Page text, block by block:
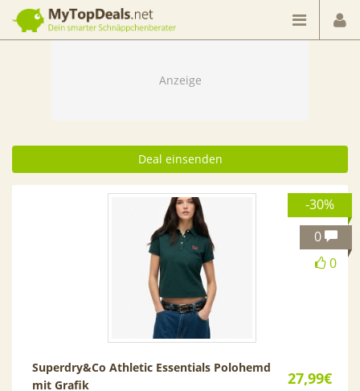
Dein smarter Schnäppchenberater
Deal einsenden
-30%
0
0
27,99€
Superdry&Co Athletic Essentials Polohemd
mit Grafik